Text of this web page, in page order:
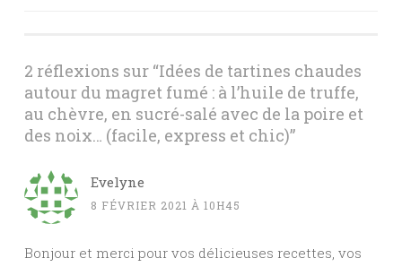
2 réflexions sur “Idées de tartines chaudes
autour du magret fumé : à l’huile de truffe,
au chèvre, en sucré-salé avec de la poire et
des noix… (facile, express et chic)”
Evelyne
8 FÉVRIER 2021 À 10H45
Bonjour et merci pour vos délicieuses recettes, vos